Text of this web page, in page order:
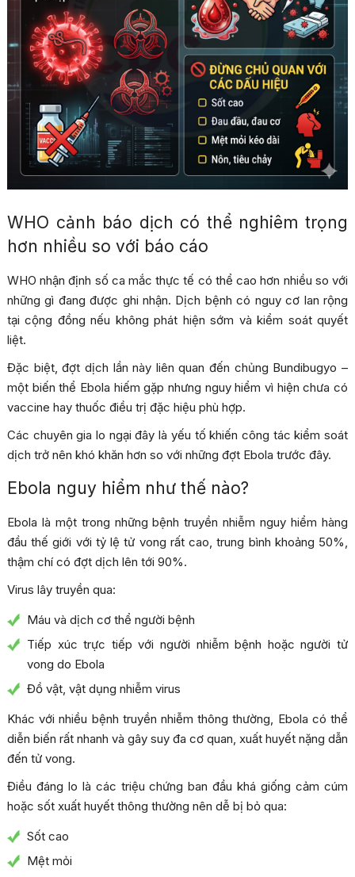
WHO cảnh báo dịch có thể nghiêm trọng
hơn nhiều so với báo cáo
WHO nhận định số ca mắc thực tế có thể cao hơn nhiều so với
những gì đang được ghi nhận. Dịch bệnh có nguy cơ lan rộng
tại cộng đồng nếu không phát hiện sớm và kiểm soát quyết
liệt.
Đặc biệt, đợt dịch lần này liên quan đến chủng Bundibugyo –
một biến thể Ebola hiếm gặp nhưng nguy hiểm vì hiện chưa có
vaccine hay thuốc điều trị đặc hiệu phù hợp.
Các chuyên gia lo ngại đây là yếu tố khiến công tác kiểm soát
dịch trở nên khó khăn hơn so với những đợt Ebola trước đây.
Ebola nguy hiểm như thế nào?
Ebola là một trong những bệnh truyền nhiễm nguy hiểm hàng
đầu thế giới với tỷ lệ tử vong rất cao, trung bình khoảng 50%,
thậm chí có đợt dịch lên tới 90%.
Virus lây truyền qua:
Máu và dịch cơ thể người bệnh
Tiếp xúc trực tiếp với người nhiễm bệnh hoặc người tử
vong do Ebola
Đồ vật, vật dụng nhiễm virus
Khác với nhiều bệnh truyền nhiễm thông thường, Ebola có thể
diễn biến rất nhanh và gây suy đa cơ quan, xuất huyết nặng dẫn
đến tử vong.
Điều đáng lo là các triệu chứng ban đầu khá giống cảm cúm
hoặc sốt xuất huyết thông thường nên dễ bị bỏ qua:
Sốt cao
Mệt mỏi